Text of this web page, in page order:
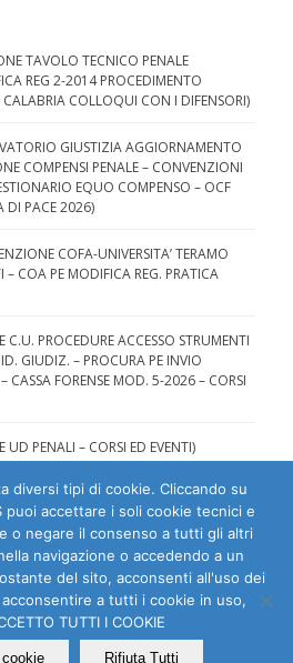
TAVOLO TECNICO PENALE
REG 2-2014 PROCEDIMENTO
CALABRIA COLLOQUI CON I DIFENSORI)
GIUSTIZIA AGGIORNAMENTO
COMPENSI PENALE – CONVENZIONI
EQUO COMPENSO – OCF
DI PACE 2026)
COFA-UNIVERSITA’ TERAMO
– COA PE MODIFICA REG. PRATICA
PROCEDURE ACCESSO STRUMENTI
GIUDIZ. – PROCURA PE INVIO
CASSA FORENSE MOD. 5-2026 – CORSI
PENALI – CORSI ED EVENTI)
di Pescara | C.F. 80007810684 |
|Segnala problema di
accessibilità
diversi tipi di cookie. Cliccando su
puoi accettare i soli cookie tecnici e
o negare il consenso a tutti gli altri
navigazione o accedendo a un
del sito, acconsenti all'uso dei
a tutti i cookie in uso,
TUTTI I COOKIE
Rifiuta Tutti